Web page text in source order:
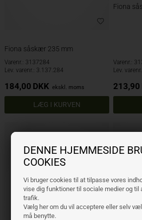
DENNE HJEMMESIDE
COOKIES
Vi bruger cookies til at tilpasse vores
vise dig funktioner til sociale medier og til
trafik.
Vælg her om du vil acceptere eller selv
må benytte.
Fiona såskær 235 mm
Varenr.: 3137284
Lev. varenr.: 3.137.284
184,00 DKK ekskl. moms
Fiona
Varenr.:
Lev.
213,90